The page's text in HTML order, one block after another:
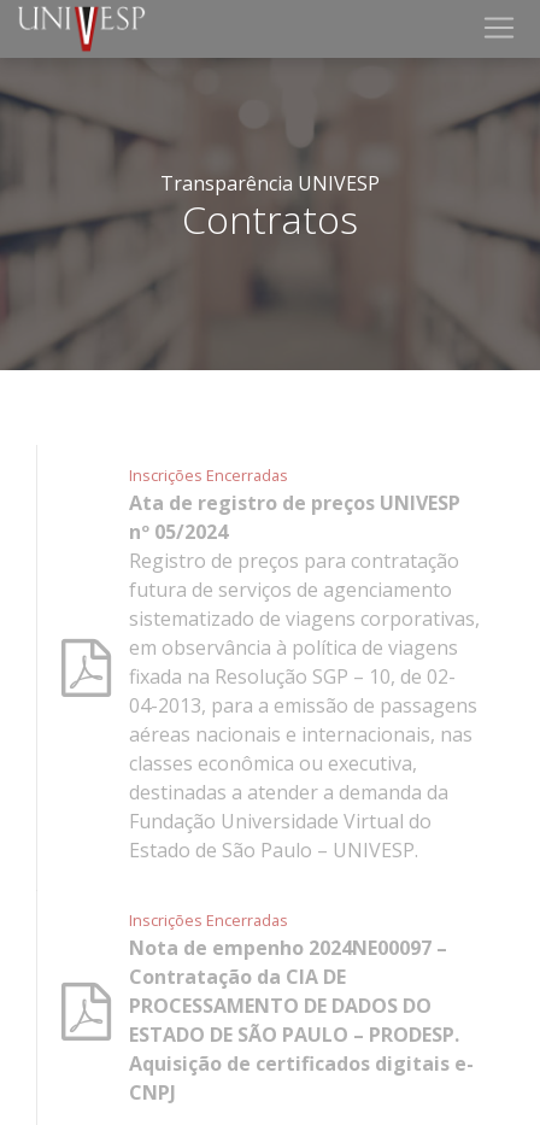
Transparência UNIVESP
Contratos
Inscrições Encerradas
Ata de registro de preços UNIVESP
nº 05/2024
Registro de preços para contratação
futura de serviços de agenciamento
sistematizado de viagens corporativas,
em observância à política de viagens
fixada na Resolução SGP – 10, de 02-
04-2013, para a emissão de passagens
aéreas nacionais e internacionais, nas
classes econômica ou executiva,
destinadas a atender a demanda da
Fundação Universidade Virtual do
Estado de São Paulo – UNIVESP.
Inscrições Encerradas
Nota de empenho 2024NE00097 –
Contratação da CIA DE
PROCESSAMENTO DE DADOS DO
ESTADO DE SÃO PAULO – PRODESP.
Aquisição de certificados digitais e-
CNPJ